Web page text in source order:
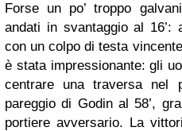
Forse un po’ troppo
andati in svantaggio al 16’:
con un colpo di testa
è stata impressionante: gli
centrare una traversa nel
pareggio di Godin al 58’,
portiere avversario. La